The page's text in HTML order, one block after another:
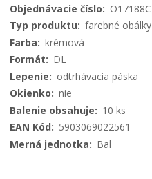
Viac
informácií
O17188C
farebné obálky
krémová
DL
odtrhávacia páska
nie
10 ks
5903069022561
Bal